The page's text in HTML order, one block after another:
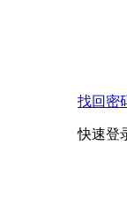
找回密
快速登